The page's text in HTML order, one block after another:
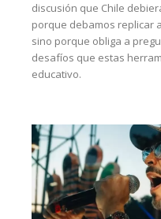
discusión que Chile
porque debamos replicar
sino porque obliga a
desafíos que estas
educativo.